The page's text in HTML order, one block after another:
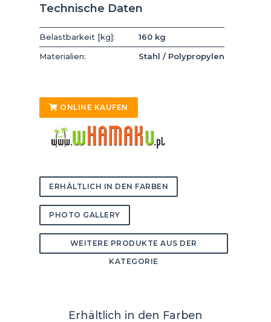
Technische Daten
Belastbarkeit [kg]:
160 kg
Materialien:
Stahl / Polypropylen
ONLINE KAUFEN
ERHÄLTLICH IN DEN FARBEN
PHOTO GALLERY
WEITERE PRODUKTE AUS DER
KATEGORIE
Erhältlich in den Farben